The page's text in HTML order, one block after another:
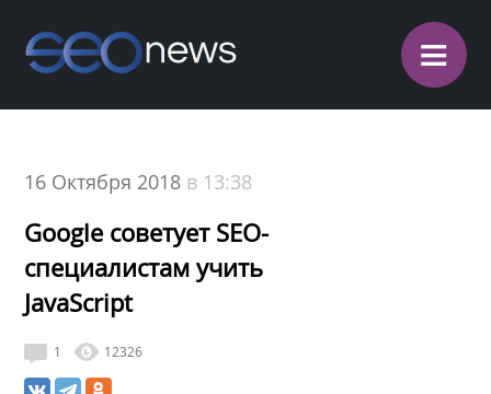
≡
16 Октября 2018 в 13:38
Google советует SEO-
специалистам учить
JavaScript
1 12326